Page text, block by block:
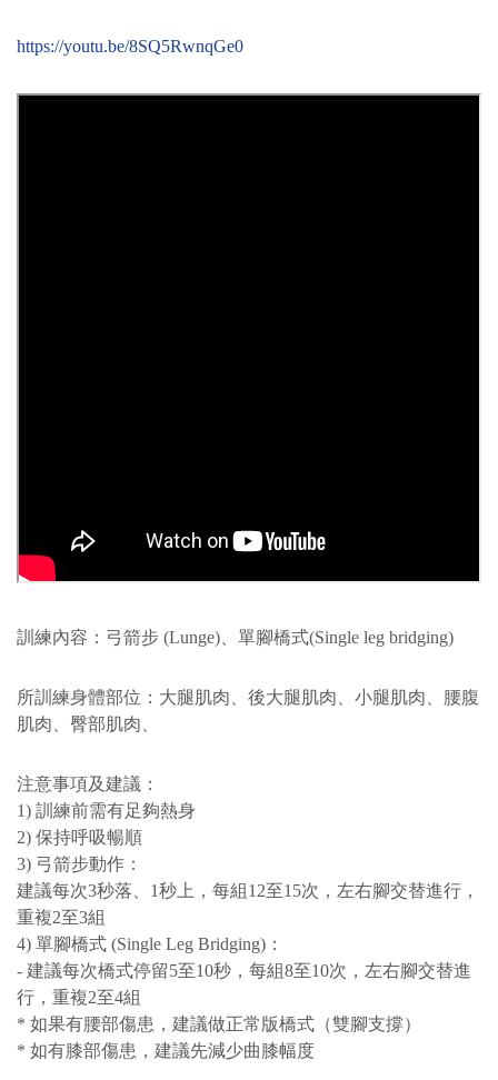
https://youtu.be/8SQ5RwnqGe0
訓練內容：弓箭步 (Lunge)、單腳橋式(Single leg bridging)
所訓練身體部位：大腿肌肉、後大腿肌肉、小腿肌肉、腰腹
肌肉、臀部肌肉、
注意事項及建議：
1) 訓練前需有足夠熱身
2) 保持呼吸暢順
3) 弓箭步動作：
建議每次3秒落、1秒上，每組12至15次，左右腳交替進行，
重複2至3組
4) 單腳橋式 (Single Leg Bridging)：
- 建議每次橋式停留5至10秒，每組8至10次，左右腳交替進
行，重複2至4組
* 如果有腰部傷患，建議做正常版橋式（雙腳支撐）
* 如有膝部傷患，建議先減少曲膝幅度